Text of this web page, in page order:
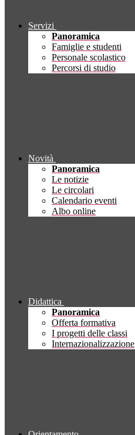
Servizi
Panoramica
Famiglie e studenti
Personale scolastico
Percorsi di studio
Novità
Panoramica
Le notizie
Le circolari
Calendario eventi
Albo online
Didattica
Panoramica
Offerta formativa
I progetti delle classi
Internazionalizzazione